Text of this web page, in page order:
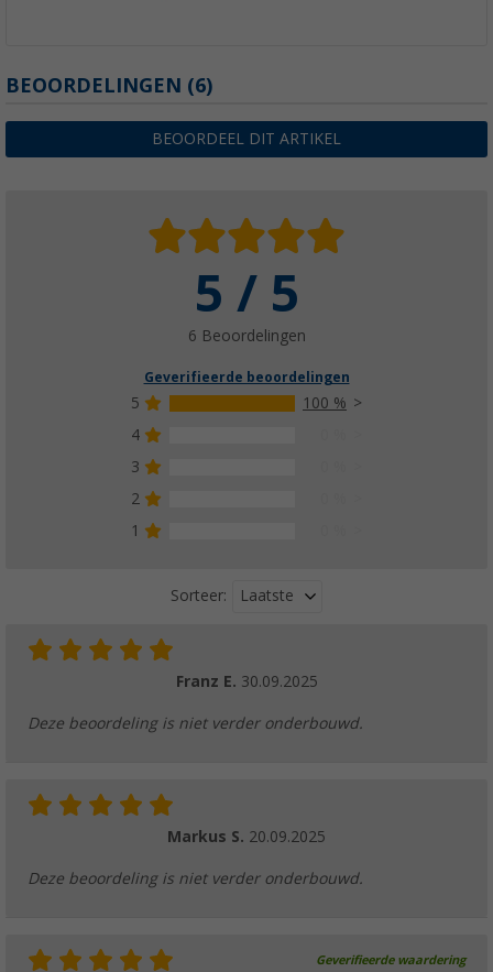
BEOORDELINGEN (6)
BEOORDEEL DIT ARTIKEL
5 / 5
6 Beoordelingen
Geverifieerde beoordelingen
5
100 %
4
3
2
1
Sorteer: Laatste
Franz E. 30.09.2025
Deze beoordeling is niet verder onderbouwd.
Markus S. 20.09.2025
Deze beoordeling is niet verder onderbouwd.
Geverifieerde waardering